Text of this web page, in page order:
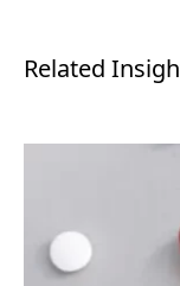
Related